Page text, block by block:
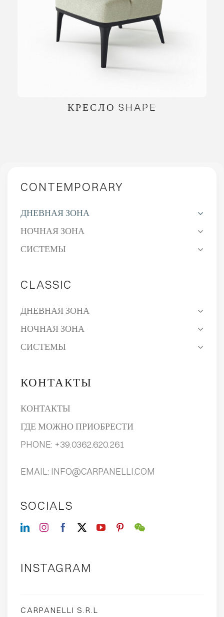
КРЕСЛО SHAPE
CONTEMPORARY
ДНЕВНАЯ ЗОНА
НОЧНАЯ ЗОНА
СИСТЕМЫ
CLASSIC
ДНЕВНАЯ ЗОНА
НОЧНАЯ ЗОНА
СИСТЕМЫ
КОНТАКТЫ
КОНТАКТЫ
ГДЕ МОЖНО ПРИОБРЕСТИ
PHONE: +39.0362.620.261
EMAIL: INFO@CARPANELLI.COM
SOCIALS
INSTAGRAM
CARPANELLI S.R.L